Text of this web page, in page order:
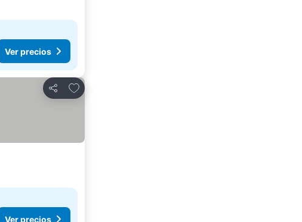
Ver precios
Compartir
Agregar a favoritos
Ver precios